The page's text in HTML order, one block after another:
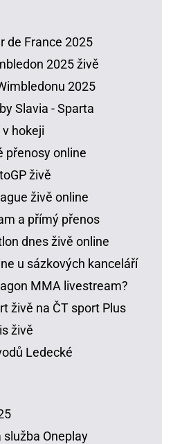
de France 2025
2025 živě
2025
Slavia - Sparta
hokeji
přenosy online
živě
živě online
a přímý přenos
dnes živě online
u sázkových kanceláří
MMA livestream?
živě na ČT sport Plus
živě
Ledecké
Oneplay